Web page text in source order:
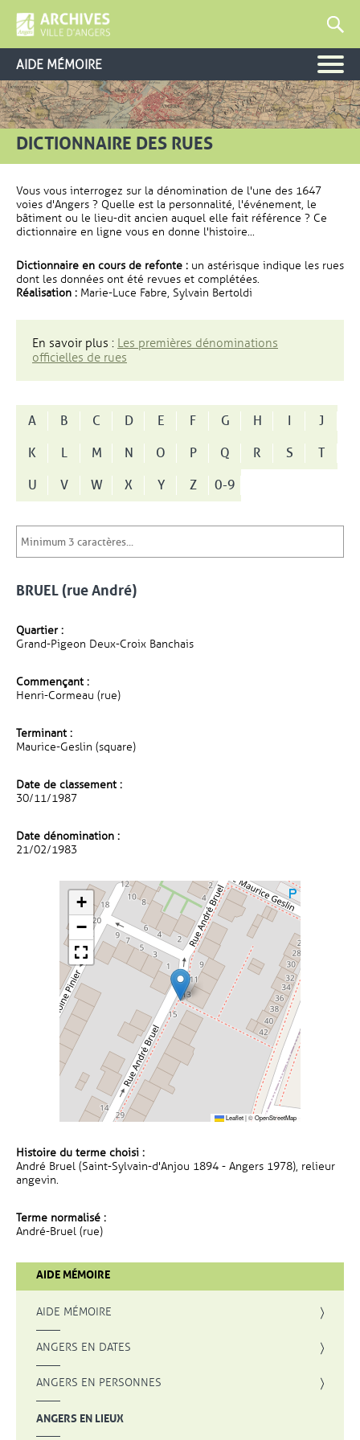
AIDE MÉMOIRE
DICTIONNAIRE DES RUES
Vous vous interrogez sur la dénomination de l'une des 1647
voies d'Angers ? Quelle est la personnalité, l'événement, le
bâtiment ou le lieu-dit ancien auquel elle fait référence ? Ce
dictionnaire en ligne vous en donne l'histoire...
Dictionnaire en cours de refonte : un astérisque indique les rues
dont les données ont été revues et complétées.
Réalisation : Marie-Luce Fabre, Sylvain Bertoldi
En savoir plus : Les premières dénominations
officielles de rues
A B C D E F G H I
J
K
L M N O P Q R S
T
U
V W X Y Z 0-9
BRUEL (rue André)
Quartier :
Grand-Pigeon Deux-Croix Banchais
Commençant :
Henri-Cormeau (rue)
Terminant :
Maurice-Geslin (square)
Date de classement :
30/11/1987
Date dénomination :
21/02/1983
+
−
Leaflet|©OpenStreetMap
Histoire du terme choisi :
André Bruel (Saint-Sylvain-d'Anjou 1894 - Angers 1978), relieur
angevin.
Terme normalisé :
André-Bruel (rue)
AIDE MÉMOIRE
AIDE MÉMOIRE
ANGERS EN DATES
ANGERS EN PERSONNES
ANGERS EN LIEUX